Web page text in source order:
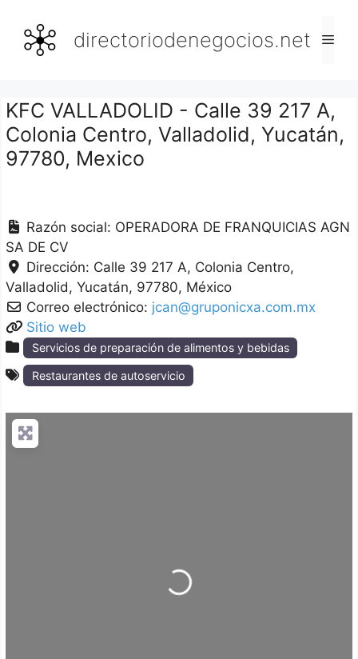
contenido
directoriodenegocios.net
KFC VALLADOLID - Calle 39 217 A,
Colonia Centro, Valladolid, Yucatán,
97780, Mexico
Razón social: OPERADORA DE FRANQUICIAS AGN
SA DE CV
Dirección: Calle 39 217 A, Colonia Centro
Valladolid Yucatán 97780 México
Correo electrónico: jcan@gruponicxa.com.mx
Sitio web
Servicios de preparación de alimentos y bebidas
Restaurantes de autoservicio
Loading...